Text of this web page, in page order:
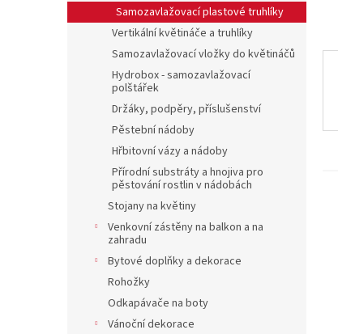
Samozavlažovací plastové truhlíky
Vertikální květináče a truhlíky
Samozavlažovací vložky do květináčů
Hydrobox - samozavlažovací
polštářek
Držáky, podpěry, příslušenství
Pěstební nádoby
Hřbitovní vázy a nádoby
Přírodní substráty a hnojiva pro
pěstování rostlin v nádobách
Stojany na květiny
Venkovní zástěny na balkon a na
zahradu
Bytové doplňky a dekorace
Rohožky
Odkapávače na boty
Vánoční dekorace